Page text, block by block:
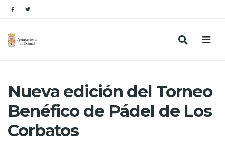
Nueva edición del Torneo
Benéfico de Pádel de Los
Corbatos